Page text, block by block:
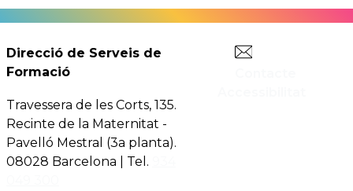
Direcció de Serveis de
Formació
Travessera de les Corts, 135.
Recinte de la Maternitat -
Pavelló Mestral (3a planta).
08028 Barcelona | Tel.